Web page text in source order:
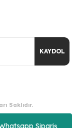
Sipariş
KAYDOL
Saklıdır.